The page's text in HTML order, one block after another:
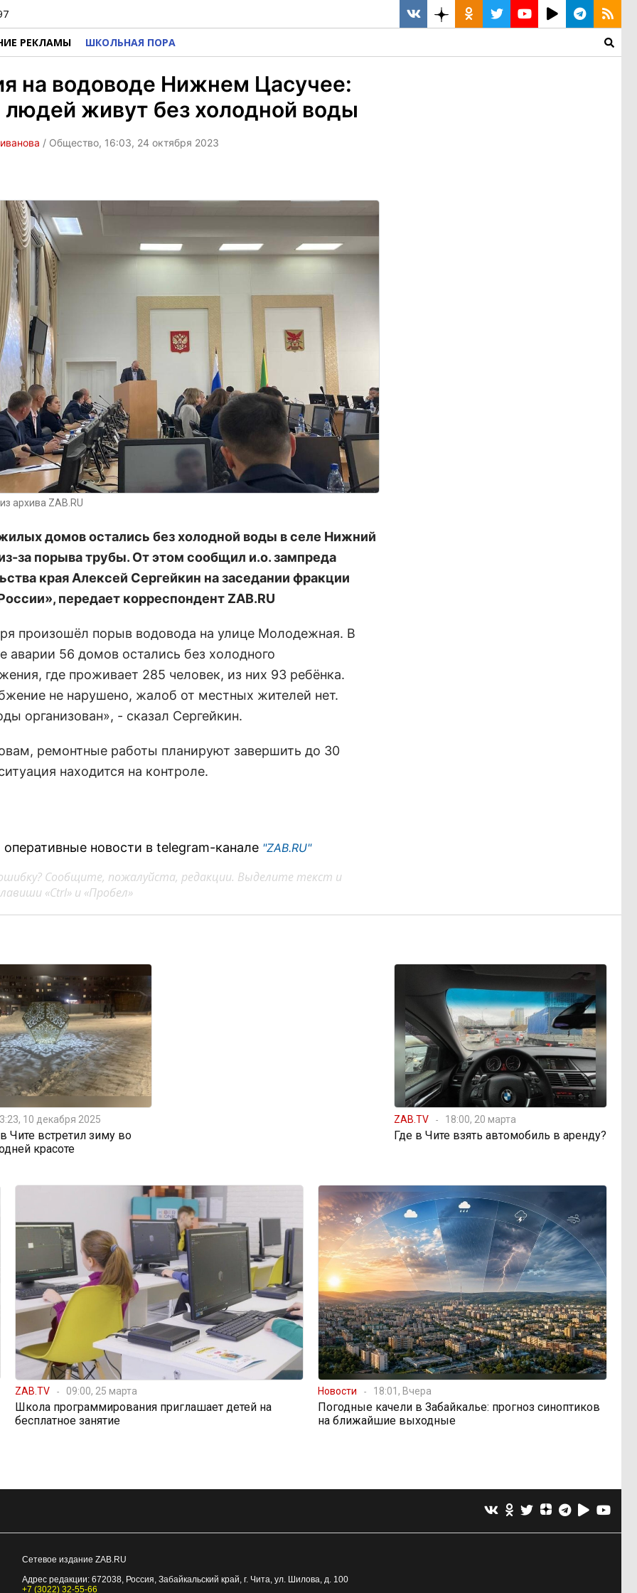
РЕКЛАМЫ ШКОЛЬНАЯ ПОРА
на водоводе Нижнем Цасучее:
людей живут без холодной воды
/ Общество, 16:03, 24 октября 2023
архива ZAB.RU
домов остались без холодной воды в селе Нижний
за порыва трубы. От этом сообщил и.о. зампреда
края Алексей Сергейкин на заседании фракции
, передает корреспондент ZAB.RU
произошёл порыв водовода на улице Молодежная. В
аварии 56 домов остались без холодного
где проживает 285 человек, из них 93 ребёнка.
не нарушено, жалоб от местных жителей нет.
организован», - сказал Сергейкин.
ремонтные работы планируют завершить до 30
находится на контроле.
новости в telegram-канале "ZAB.RU"
Сообщите, пожалуйста, редакции. Выделите текст и
«Ctrl» и «Пробел»
10 декабря 2025
встретил зиму во
красоте
ZAB.TV 18:00, 20 марта
Где в Чите взять автомобиль в аренду?
ZAB.TV 09:00, 25 марта
Школа программирования приглашает детей на
бесплатное занятие
Новости 18:01, Вчера
Погодные качели в Забайкалье: прогноз синоптиков
на ближайшие выходные
Сетевое издание ZAB.RU
Адрес редакции: 672038, Россия, Забайкальский край, г. Чита, ул. Шилова, д. 100
+7 (3022) 32-55-66